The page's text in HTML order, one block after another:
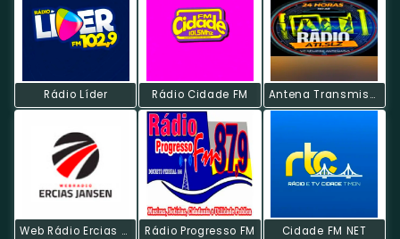
Rádio Líder Rádio Cidade FM Antena Transmissão Interativa
Web Rádio Ercias Jansen Rádio Progresso FM Cidade FM NET